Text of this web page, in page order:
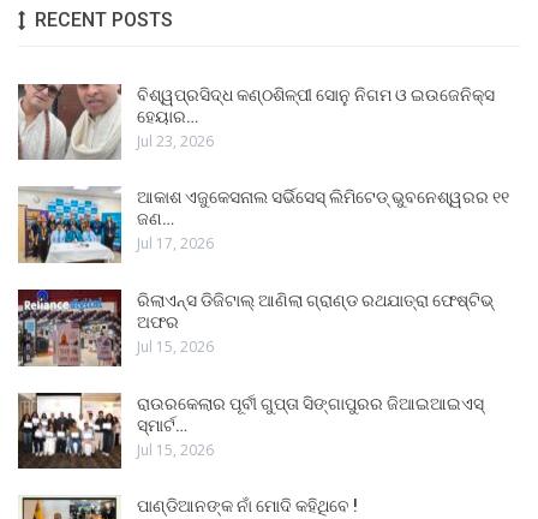
RECENT POSTS
ବିଶ୍ୱପ୍ରସିଦ୍ଧ କଣ୍ଠଶିଳ୍ପୀ ସୋନୁ ନିଗମ ଓ ଇଉଜେନିକ୍ସ
ହେୟାର…
Jul 23, 2026
ଆକାଶ ଏଜୁକେସନାଲ ସର୍ଭିସେସ୍ ଲିମିଟେଡ୍ ଭୁବନେଶ୍ୱରର ୧୧
ଜଣ…
Jul 17, 2026
ରିଲାଏନ୍ସ ଡିଜିଟାଲ୍ ଆଣିଲା ଗ୍ରାଣ୍ଡ ରଥଯାତ୍ରା ଫେଷ୍ଟିଭ୍
ଅଫର
Jul 15, 2026
ରାଉରକେଲାର ପୂର୍ବୀ ଗୁପ୍ତା ସିଙ୍ଗାପୁରର ଜିଆଇଆଇଏସ୍
ସ୍ମାର୍ଟ…
Jul 15, 2026
ପାଣ୍ଡିଆନଙ୍କ ନାଁ ମୋଦି କହିଥିବେ !